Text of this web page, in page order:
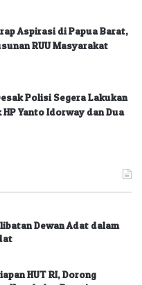
Aspirasi di Papua Barat,
RUU Masyarakat
Polisi Segera Lakukan
Yanto Idorway dan Dua
Dewan Adat dalam
HUT RI, Dorong